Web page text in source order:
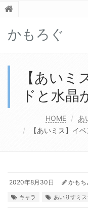
かもろぐ
【あい
ドと水晶
HOME あ
【あいミス】イ
2020年8月30日 かもち
キャラ あいりすミス